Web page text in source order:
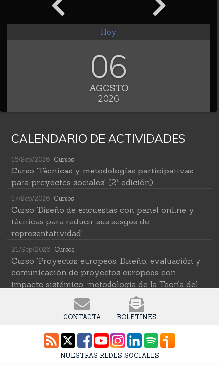
Hoy
06
AGOSTO
2026
CALENDARIO DE ACTIVIDADES
15/Sep/2026 Cursos
Curso 'Técnicas y metodologías participativas
para proyectos sociales' (2ª edición)
17/Sep/2026 Cursos
Curso 'Diseño de encuestas con panel online y
técnicas para reducir sus sesgos de
representatividad'
21/Sep/2026 Cursos
Curso 'Proyectos europeos: Diseño, evaluación y
comunicación de proyectos europeos con
impacto sistémico: metodología de la Teoría del
Cambio transformativa'
Cursos
ciencias sociales' (2ª edición)
Cursos
CONTACTA BOLETINES
NUESTRAS REDES SOCIALES